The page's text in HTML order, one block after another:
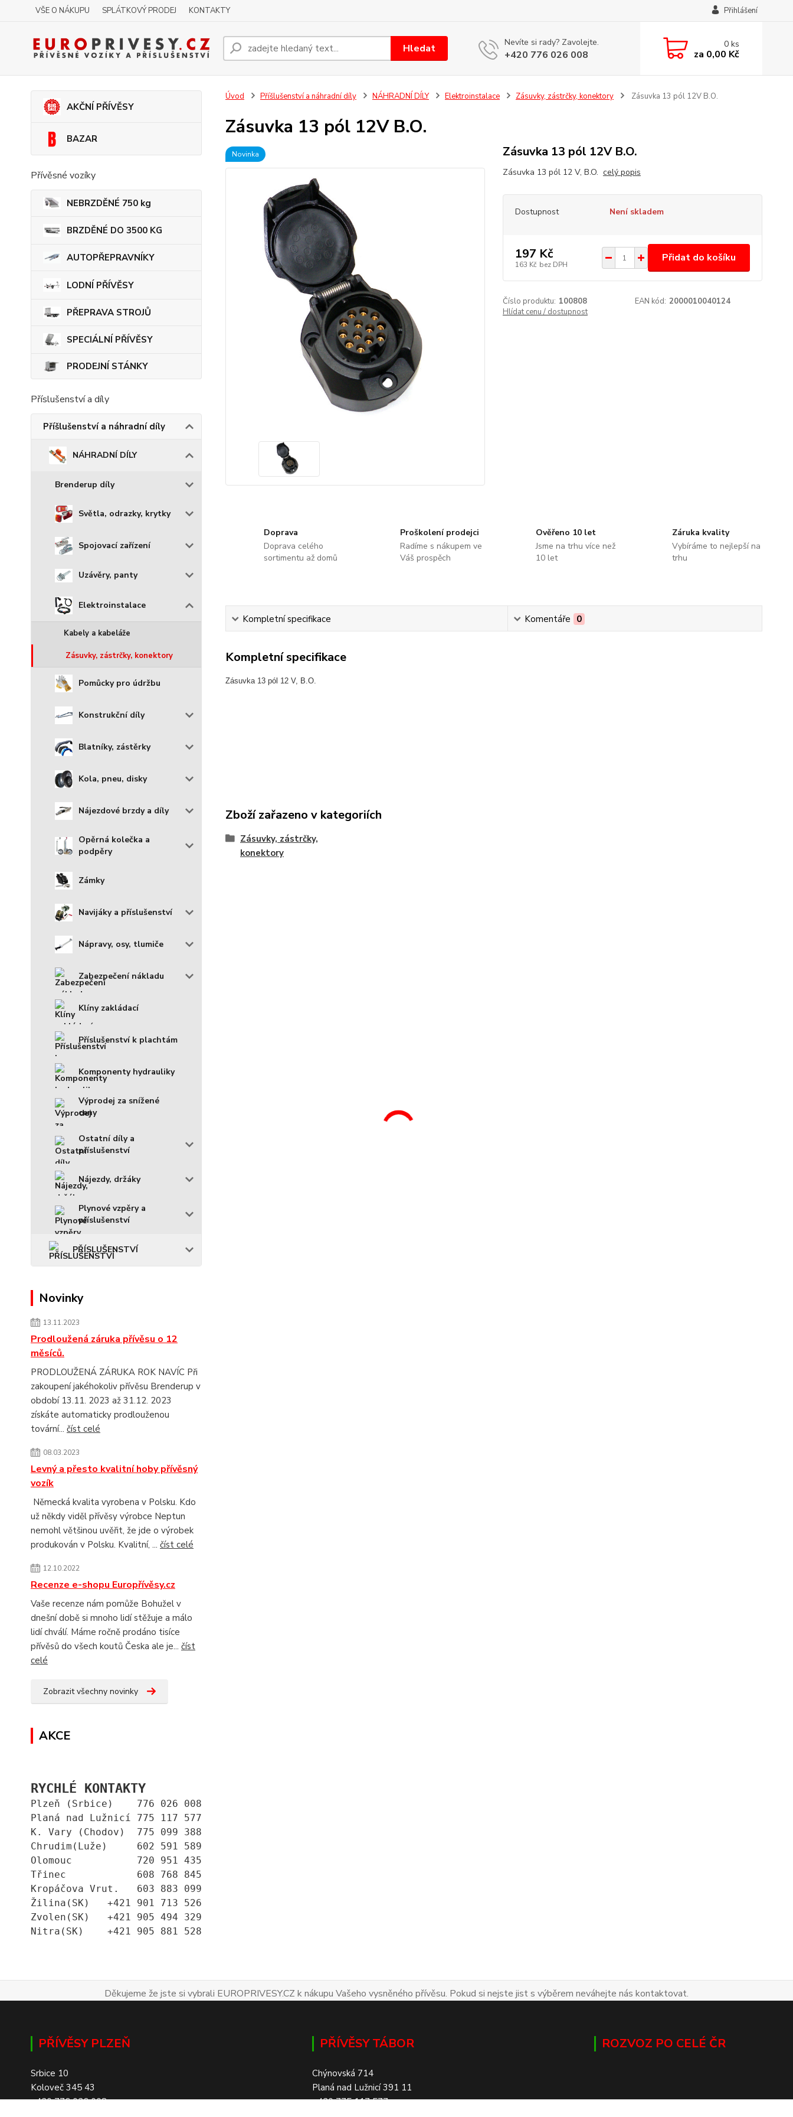
VŠE O NÁKUPU SPLÁTKOVÝ PRODEJ KONTAKTY Přihlášení
Hledat Nevíte si rady? Zavolejte.
+420 776 026 008
0ks
za 0,00 Kč
AKČNÍ PŘÍVĚSY
BAZAR
Přívěsné vozíky
NEBRZDĚNÉ 750 kg
BRZDĚNÉ DO 3500 KG
AUTOPŘEPRAVNÍKY
LODNÍ PŘÍVĚSY
PŘEPRAVA STROJŮ
SPECIÁLNÍ PŘÍVĚSY
PRODEJNÍ STÁNKY
Příslušenství a díly
Příšlušenství a náhradní díly
NÁHRADNÍ DÍLY
Brenderup díly
Světla, odrazky, krytky
Spojovací zařízení
Uzávěry, panty
Elektroinstalace
Kabely a kabeláže
Zásuvky, zástrčky, konektory
Pomůcky pro údržbu
Konstrukční díly
Blatníky, zástěrky
Kola, pneu, disky
Nájezdové brzdy a díly
Opěrná kolečka a
podpěry
Zámky
Navijáky a příslušenství
Nápravy, osy, tlumiče
Zabezpečení nákladu
Klíny zakládací
Příslušenství k plachtám
Komponenty hydrauliky
Výprodej za snížené
ceny
Ostatní díly a
příslušenství
Nájezdy, držáky
Plynové vzpěry a
příslušenství
PŘÍSLUŠENSTVÍ
Novinky
13.11.2023
Prodloužená záruka přívěsu o 12
měsíců.
PRODLOUŽENÁ ZÁRUKA ROK NAVÍC Při
zakoupení jakéhokoliv přívěsu Brenderup v
období 13.11. 2023 až 31.12. 2023
získáte automaticky prodlouženou
tovární... číst celé
08.03.2023
Levný a přesto kvalitní hoby přívěsný
vozík
Německá kvalita vyrobena v Polsku. Kdo
už někdy viděl přívěsy výrobce Neptun
nemohl většinou uvěřit, že jde o výrobek
produkován v Polsku. Kvalitní, ... číst celé
12.10.2022
Recenze e-shopu Europřívěsy.cz
Vaše recenze nám pomůže Bohužel v
dnešní době si mnoho lidí stěžuje a málo
lidí chválí. Máme ročně prodáno tisíce
přívěsů do všech koutů Česka ale je... číst
celé
Zobrazit všechny novinky
AKCE
RYCHLÉ KONTAKTY
Plzeň (Srbice)    776 026 008
Planá nad Lužnicí 775 117 577
K. Vary (Chodov)  775 099 388
Chrudim(Luže)     602 591 589
Olomouc           720 951 435
Třinec            608 768 845
Kropáčova Vrut.   603 883 099
Žilina(SK)   +421 901 713 526
Zvolen(SK)   +421 905 494 329
Nitra(SK)    +421 905 881 528
Úvod Příšlušenství a náhradní díly NÁHRADNÍ DÍLY Elektroinstalace Zásuvky, zástrčky, konektory Zásuvka 13 pól 12V B.O.
Zásuvka 13 pól 12V B.O.
Novinka Zásuvka 13 pól 12V B.O.
Zásuvka 13 pól 12 V, B.O. celý popis
Dostupnost Není skladem
197 Kč
163 Kč bez DPH
Přidat do košíku
Číslo produktu: 100808 EAN kód: 2000010040124
Hlídat cenu / dostupnost
Doprava
Doprava celého
sortimentu až domů
Proškolení prodejci
Radíme s nákupem ve
Váš prospěch
Ověřeno 10 let
Jsme na trhu více než
10 let
Záruka kvality
Vybíráme to nejlepší na
trhu
Kompletní specifikace Komentáře 0
Kompletní specifikace
Zásuvka 13 pól 12 V, B.O.
Zboží zařazeno v kategoriích
Zásuvky, zástrčky,
konektory
Děkujeme že jste si vybrali EUROPRIVESY.CZ k nákupu Vašeho vysněného přívěsu. Pokud si nejste jist s výběrem neváhejte nás kontaktovat.
PŘÍVĚSY PLZEŇ
Srbice 10
Koloveč 345 43
+420 776 026 008
PŘÍVĚSY TÁBOR
Chýnovská 714
Planá nad Lužnicí 391 11
+420 775 117 577
ROZVOZ PO CELÉ ČR